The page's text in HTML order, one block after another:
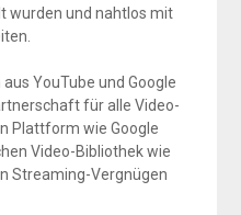
wurden und nahtlos mit
YouTube und Google
für alle Video-
Plattform wie Google
Video-Bibliothek wie
Streaming-Vergnügen